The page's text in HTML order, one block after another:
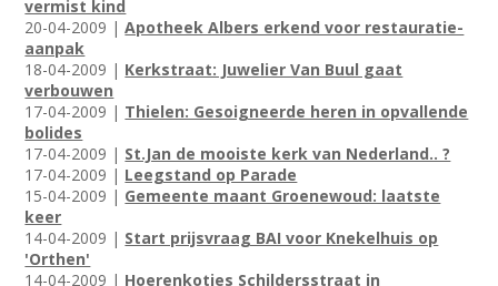
vermist kind
20-04-2009 |Apotheek Albers erkend voor restauratie-
aanpak
18-04-2009 | Kerkstraat: Juwelier Van Buul gaat
verbouwen
17-04-2009 | Thielen: Gesoigneerde heren in opvallende
bolides
17-04-2009 | St.Jan de mooiste kerk van Nederland.. ?
17-04-2009 | Leegstand op Parade
15-04-2009 | Gemeente maant Groenewoud: laatste
keer
14-04-2009 | Start prijsvraag BAI voor Knekelhuis op
'Orthen'
14-04-2009 | Hoerenkotjes Schildersstraat in